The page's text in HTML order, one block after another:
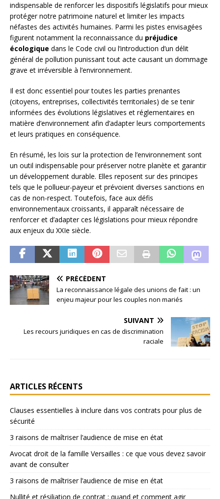
indispensable de renforcer les dispositifs législatifs pour mieux
protéger notre patrimoine naturel et limiter les impacts
néfastes des activités humaines. Parmi les pistes envisagées
figurent notamment la reconnaissance du préjudice
écologique dans le Code civil ou l’introduction d’un délit
général de pollution punissant tout acte causant un dommage
grave et irréversible à l’environnement.
Il est donc essentiel pour toutes les parties prenantes
(citoyens, entreprises, collectivités territoriales) de se tenir
informées des évolutions législatives et réglementaires en
matière d’environnement afin d’adapter leurs comportements
et leurs pratiques en conséquence.
En résumé, les lois sur la protection de l’environnement sont
un outil indispensable pour préserver notre planète et garantir
un développement durable. Elles reposent sur des principes
tels que le pollueur-payeur et prévoient diverses sanctions en
cas de non-respect. Toutefois, face aux défis
environnementaux croissants, il apparaît nécessaire de
renforcer et d’adapter ces législations pour mieux répondre
aux enjeux du XXIe siècle.
PRÉCÉDENT
La reconnaissance légale des unions de fait : un
enjeu majeur pour les couples non mariés
SUIVANT
Les recours juridiques en cas de discrimination
raciale
ARTICLES RÉCENTS
Clauses essentielles à inclure dans vos contrats pour plus de
sécurité
3 raisons de maîtriser l’audience de mise en état
Avocat droit de la famille Versailles : ce que vous devez savoir
avant de consulter
3 raisons de maîtriser l’audience de mise en état
Nullité et résiliation de contrat : quand et comment agir